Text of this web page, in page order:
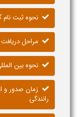
نحوه ثبت نام
مراحل دریافت
نحوه بین
زمان صدور و
رانندگی